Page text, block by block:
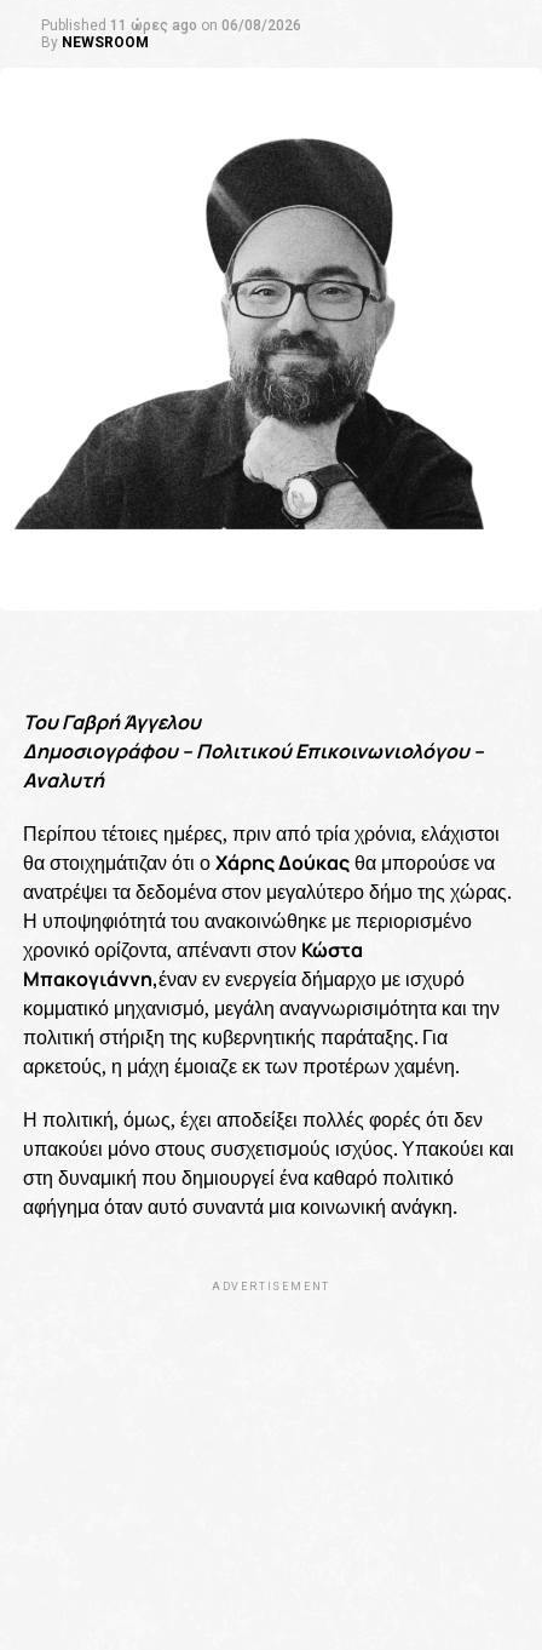
Published 11 ώρες ago on 06/08/2026
By NEWSROOM
Του Γαβρή Άγγελου
Δημοσιογράφου – Πολιτικού Επικοινωνιολόγου –
Αναλυτή
Περίπου τέτοιες ημέρες, πριν από τρία χρόνια, ελάχιστοι
θα στοιχημάτιζαν ότι οΧάρης Δούκαςθα μπορούσε να
ανατρέψει τα δεδομένα στον μεγαλύτερο δήμο της χώρας.
Η υποψηφιότητά του ανακοινώθηκε με περιορισμένο
χρονικό ορίζοντα, απέναντι στον Κώστα
Μπακογιάννη,έναν εν ενεργεία δήμαρχο με ισχυρό
κομματικό μηχανισμό, μεγάλη αναγνωρισιμότητα και την
πολιτική στήριξη της κυβερνητικής παράταξης. Για
αρκετούς, η μάχη έμοιαζε εκ των προτέρων χαμένη.
Η πολιτική, όμως, έχει αποδείξει πολλές φορές ότι δεν
υπακούει μόνο στους συσχετισμούς ισχύος. Υπακούει και
στη δυναμική που δημιουργεί ένα καθαρό πολιτικό
αφήγημα όταν αυτό συναντά μια κοινωνική ανάγκη.
ADVERTISEMENT